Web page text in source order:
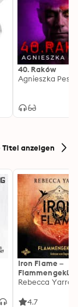
40. Raków
Agnieszka
Titel anzeigen
Iron Flame –
heißersehnte
Rebecca Yarros
4.7